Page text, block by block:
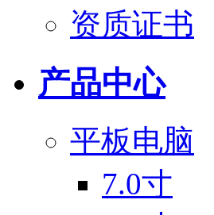
资质证书
产品中心
平板电脑
7.0寸